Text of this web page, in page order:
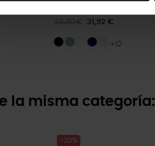
31,92 €
+12
la misma categoría:
-20%